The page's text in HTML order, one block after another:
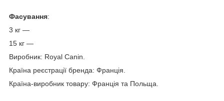
Фасування:
3 кг —
15 кг —
Виробник: Royal Canin.
Країна реєстрації бренда: Франція.
Країна-виробник товару: Франція та Польща.